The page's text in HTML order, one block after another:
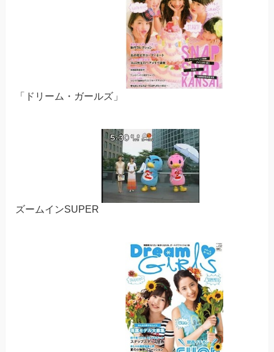
「ドリーム・ガールズ」
ズームインSUPER